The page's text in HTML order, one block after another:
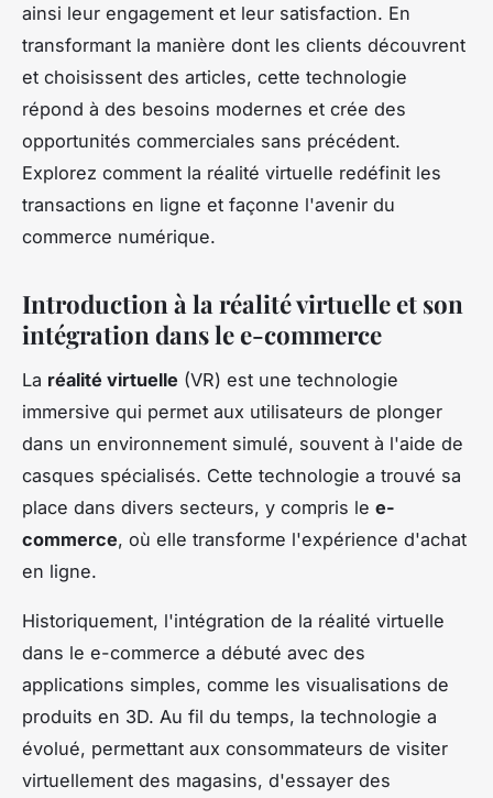
ainsi leur engagement et leur satisfaction. En
transformant la manière dont les clients découvrent
et choisissent des articles, cette technologie
répond à des besoins modernes et crée des
opportunités commerciales sans précédent.
Explorez comment la réalité virtuelle redéfinit les
transactions en ligne et façonne l'avenir du
commerce numérique.
Introduction à la réalité virtuelle et son
intégration dans le e-commerce
La réalité virtuelle (VR) est une technologie
immersive qui permet aux utilisateurs de plonger
dans un environnement simulé, souvent à l'aide de
casques spécialisés. Cette technologie a trouvé sa
place dans divers secteurs, y compris le e-
commerce, où elle transforme l'expérience d'achat
en ligne.
Historiquement, l'intégration de la réalité virtuelle
dans le e-commerce a débuté avec des
applications simples, comme les visualisations de
produits en 3D. Au fil du temps, la technologie a
évolué, permettant aux consommateurs de visiter
virtuellement des magasins, d'essayer des